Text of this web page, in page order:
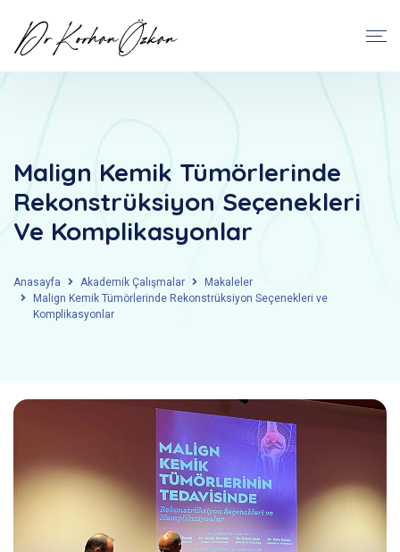
Malign Kemik Tümörlerinde
Rekonstrüksiyon Seçenekleri
Ve Komplikasyonlar
Anasayfa Akademik Çalışmalar
Makaleler
Malign Kemik Tümörlerinde Rekonstrüksiyon Seçenekleri ve
Komplikasyonlar